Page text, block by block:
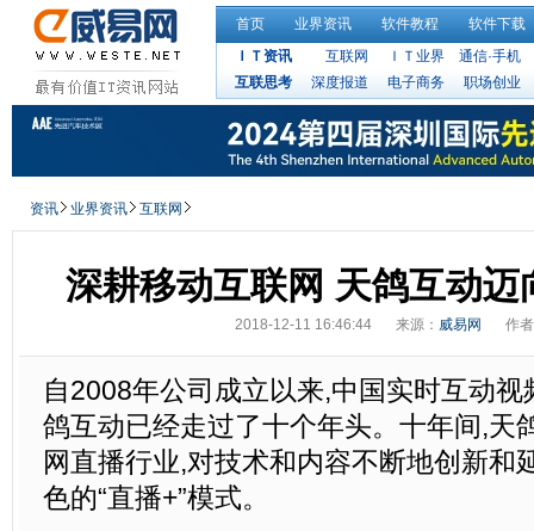
首页 业界资讯 软件教程
软件下载
ＩＴ资讯
互联网 ＩＴ业界
通信·手机
互联思考
深度报道 电子商务 职场创业
资讯 业界资讯 互联网
深耕移动互联网 天鸽互动迈
2018-12-11 16:46:44 来源： 威易网 作
自2008年公司成立以来,中国实时互动
鸽互动已经走过了十个年头。十年间,天
网直播行业,对技术和内容不断地创新和
色的“直播+”模式。